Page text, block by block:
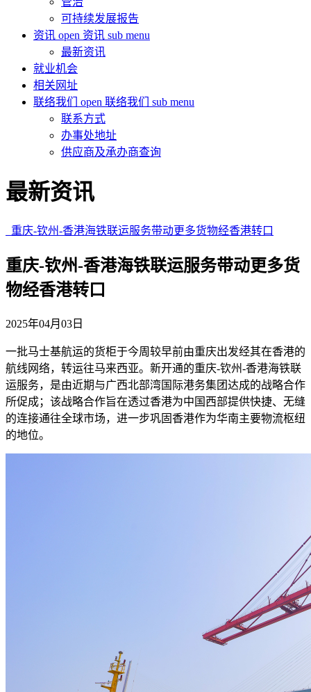
可持续发展报告
资讯 open 资讯 sub menu
最新资讯
就业机会
相关网址
联络我们 open 联络我们 sub menu
联系方式
办事处地址
供应商及承办商查询
最新资讯
重庆-钦州-香港海铁联运服务带动更多货物经香港转口
重庆-钦州-香港海铁联运服务带动更多货
物经香港转口
2025年04月03日
一批马士基航运的货柜于今周较早前由重庆出发经其在香港的
航线网络，转运往马来西亚。新开通的重庆-钦州-香港海铁联
运服务，是由近期与广西北部湾国际港务集团达成的战略合作
所促成；该战略合作旨在透过香港为中国西部提供快捷、无缝
的连接通往全球市场，进一步巩固香港作为华南主要物流枢纽
的地位。